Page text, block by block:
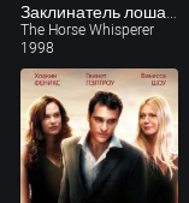
The Horse Whisperer
1998